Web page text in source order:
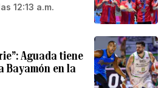
12:13 a.m.
Aguada tiene
Bayamón en la